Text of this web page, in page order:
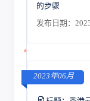
的步骤
发布日期：
2023年06月